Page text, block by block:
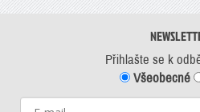
Přihlašte se k
Všeobecné